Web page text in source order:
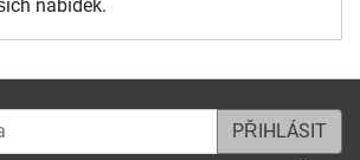
nabídek.